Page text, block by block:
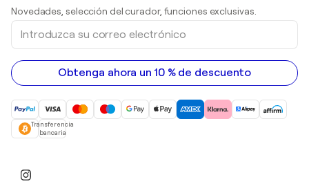
pinturas acrílicas
Novedades, selección del curador, funciones exclusivas.
Introduzca
correo
electrónico
Obtenga ahora un 10 % de descuento
Transferencia
bancaria